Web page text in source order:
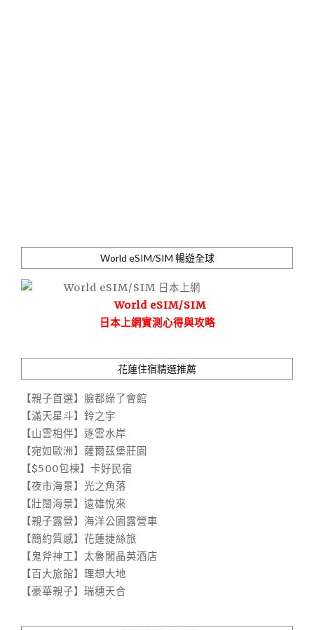
World eSIM/SIM 暢遊全球
World eSIM/SIM
日本上網實測心得與攻略
花蓮住宿精選推薦
【親子首選】臉都綠了會館
【滿天星斗】鈴之宇
【山雲相伴】逐雲水岸
【宛如歐洲】薩爾茲堡莊園
【$500包棟】卡好民宿
【夜市海景】光之角落
【壯闊海景】遠雄悅來
【親子露營】海洋公園露營車
【簡約質感】花蓮捷絲旅
【鬼斧神工】太魯閣晶英酒店
【百大旅館】理想大地
【豪華親子】瑞穗天合